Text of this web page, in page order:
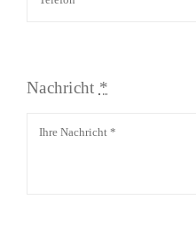
Nachricht *